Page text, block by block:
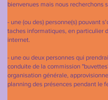
bienvenues mais nous recherchons
- une (ou des) personne(s) pouvant
taches informatiques, en particulier
internet.
- une ou deux personnes qui
conduite de la commission
organisation générale,
planning des présences pendant le